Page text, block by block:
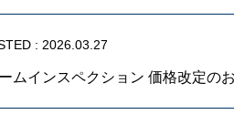
: 2026.03.27
ムインスペクション 価格改定の